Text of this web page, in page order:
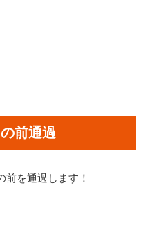
前通過
前を通過します！